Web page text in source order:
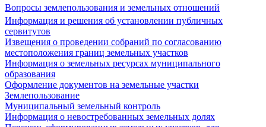
Вопросы землепользования и земельных отношений
Информация и решения об установлении публичных
сервитутов
Извещения о проведении собраний по согласованию
местоположения границ земельных участков
Информация о земельных ресурсах муниципального
образования
Оформление документов на земельные участки
Землепользование
Муниципальный земельный контроль
Информация о невостребованных земельных долях